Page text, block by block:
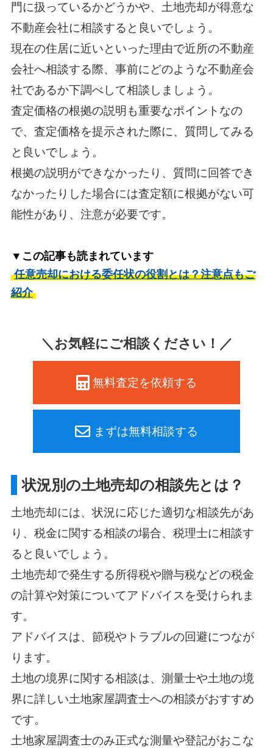
門に扱っているかどうかや、土地売却が得意な
不動産会社に相談すると良いでしょう。
現在の住居に近いといった理由で近所の不動産
会社へ相談する際、事前にどのような不動産会
社であるか下調べして相談しましょう。
査定価格の根拠の説明も重要なポイントなの
で、査定価格を提示された際に、質問してみる
と良いでしょう。
根拠の説明ができなかったり、質問に回答でき
なかったりした場合には査定額に根拠がない可
能性があり、注意が必要です。
▼この記事も読まれています
任意売却における委任状の役割とは？注意点もご
紹介
＼お気軽にご相談ください！／
無料査定を依頼する
まずは無料相談する
状況別の土地売却の相談先とは？
土地売却には、状況に応じた適切な相談先があ
り、税金に関する相談の場合、税理士に相談す
ると良いでしょう。
土地売却で発生する所得税や贈与税などの税金
の計算や対策についてアドバイスを受けられま
す。
アドバイスは、節税やトラブルの回避につなが
ります。
土地の境界に関する相談は、測量士や土地の境
界に詳しい土地家屋調査士への相談がおすすめ
です。
土地家屋調査士のみ正式な測量や登記がおこな